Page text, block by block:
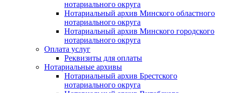
нотариального округа
Нотариальный архив Минского областного
нотариального округа
Нотариальный архив Минского городского
нотариального округа
Оплата услуг
Реквизиты для оплаты
Нотариальные архивы
Нотариальный архив Брестского
нотариального округа